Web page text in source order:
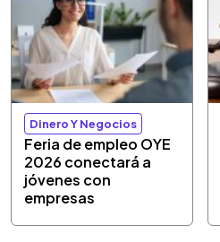
Dinero Y Negocios
Feria de empleo OYE
2026 conectará a
jóvenes con
empresas